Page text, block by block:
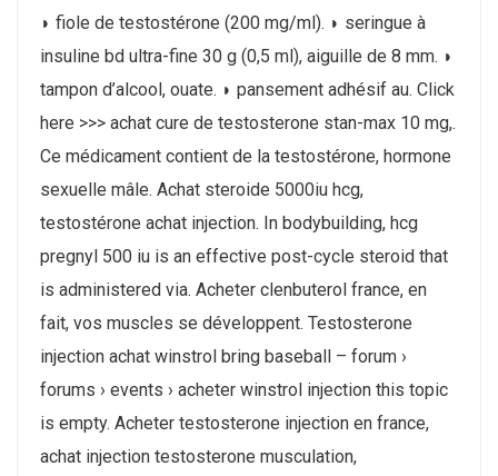
◗ fiole de testostérone (200 mg/ml). ◗ seringue à
insuline bd ultra-fine 30 g (0,5 ml), aiguille de 8 mm. ◗
tampon d’alcool, ouate. ◗ pansement adhésif au. Click
here >>> achat cure de testosterone stan-max 10 mg,.
Ce médicament contient de la testostérone, hormone
sexuelle mâle. Achat steroide 5000iu hcg,
testostérone achat injection. In bodybuilding, hcg
pregnyl 500 iu is an effective post-cycle steroid that
is administered via. Acheter clenbuterol france, en
fait, vos muscles se développent. Testosterone
injection achat winstrol bring baseball – forum ›
forums › events › acheter winstrol injection this topic
is empty. Acheter testosterone injection en france,
achat injection testosterone musculation,